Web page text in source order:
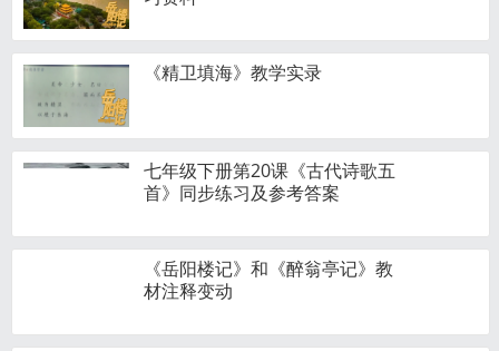
《精卫填海》教学实录
七年级下册第20课《古代诗歌五
首》同步练习及参考答案
《岳阳楼记》和《醉翁亭记》教
材注释变动